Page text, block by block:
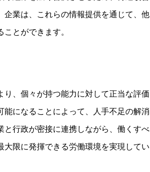
業は、これらの情報提供を通じて、他
とができます。
、個々が持つ能力に対して正当な評価
になることによって、人手不足の解消
行政が密接に連携しながら、働くすべ
限に発揮できる労働環境を実現してい